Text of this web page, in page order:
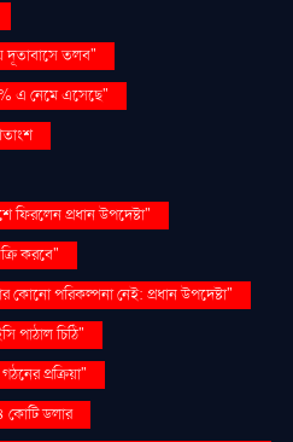
দূতাবাসে তলব"
এ নেমে এসেছে"
প্রধান উপদেষ্টা"
করবে"
কোনো পরিকল্পনা নেই: প্রধান উপদেষ্টা"
পাঠাল চিঠি"
প্রক্রিয়া"
কোটি ডলার